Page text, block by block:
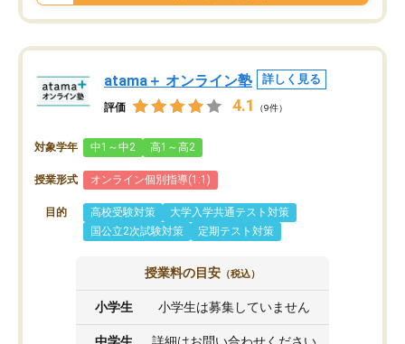
atama＋ オンライン塾 詳しく見る
評価 4.1 （9件）
対象学年 中1～中2 高1～高2
授業形式 オンライン個別指導(1:1)
目的 高校受験対策
大学入学共通テスト対策
国公立2次試験対策
定期テスト対策
授業料の目安 （税込）
小学生 小学生は募集していません